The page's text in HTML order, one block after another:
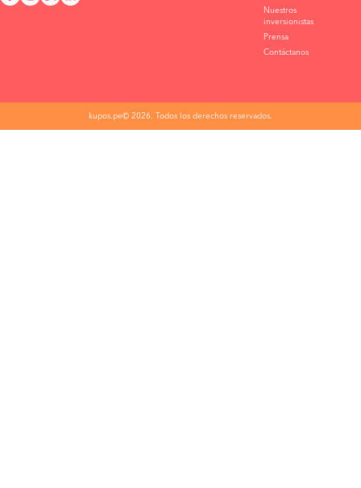
Nuestros
inversionistas
Prensa
Contáctanos
kupos.pe© 2026. Todos los derechos reservados.